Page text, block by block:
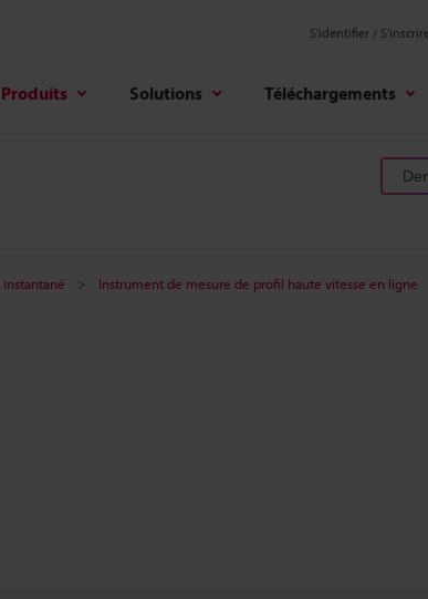
S'identifier /
Produits Solutions Téléchargements
Instrument de mesure de profil haute vitesse en ligne